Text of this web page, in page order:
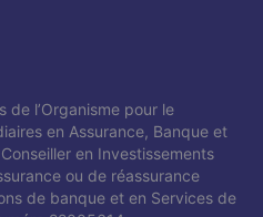
de l’Organisme pour le
en Assurance, Banque et
en Investissements
ou de réassurance
de banque et en Services de